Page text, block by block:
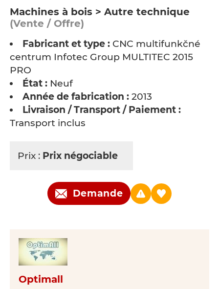
Machines à bois > Autre technique
(Vente / Offre)
Fabricant et type : CNC multifunkčné
centrum Infotec Group MULTITEC 2015
PRO
État : Neuf
Année de fabrication : 2013
Livraison / Transport / Paiement :
Transport inclus
Prix : Prix négociable
Demande
Optimall